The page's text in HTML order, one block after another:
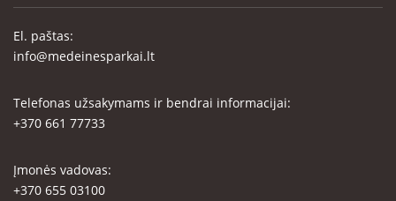
El. paštas:
info@medeinesparkai.lt
Telefonas užsakymams ir bendrai informacijai:
+370 661 77733
Įmonės vadovas:
+370 655 03100